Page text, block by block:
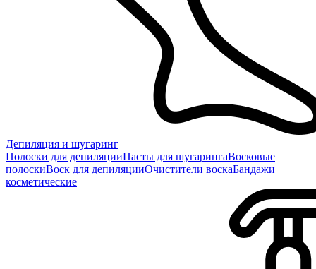
Депиляция и шугаринг
Полоски для депиляцииПасты для шугарингаВосковые
полоскиВоск для депиляцииОчистители воскаБандажи
косметические